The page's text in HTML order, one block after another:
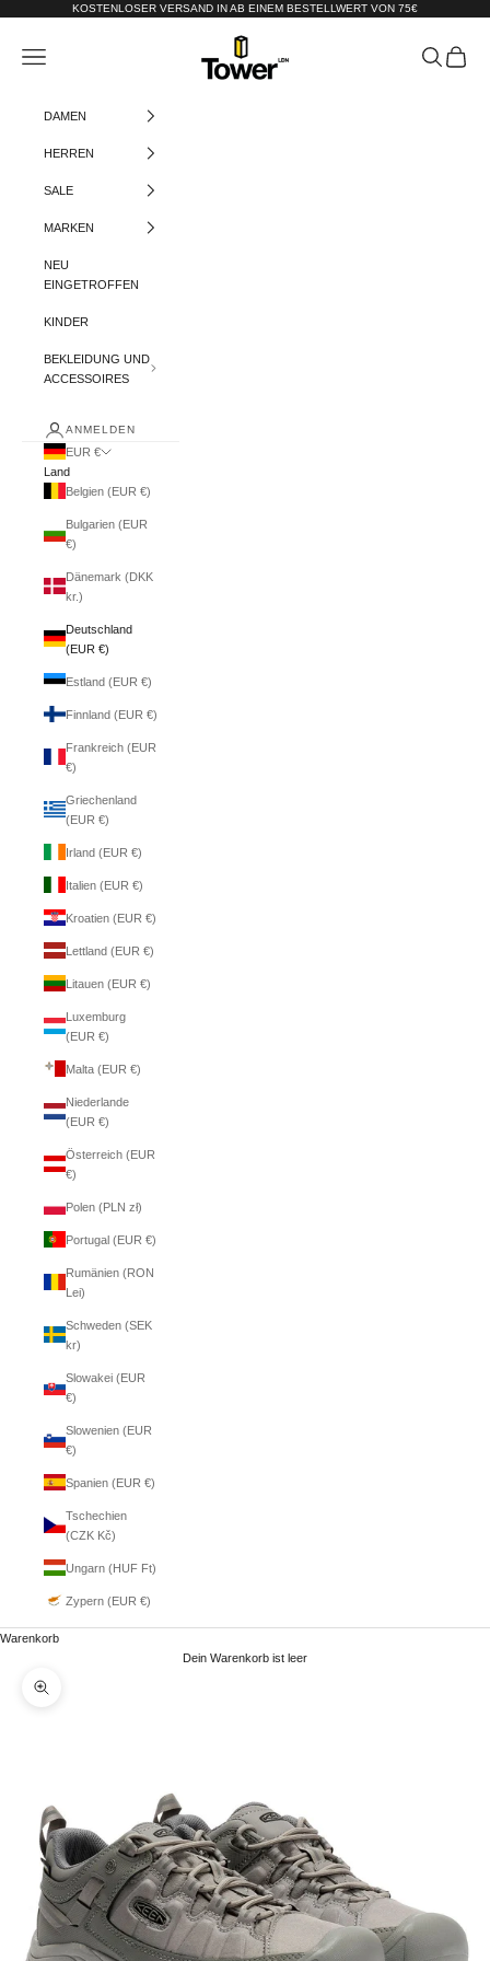
Zum Inhalt springenKOSTENLOSER VERSAND IN AB EINEM BESTELLWERT VON 75€
Tower-London.De
Menü Suchen
DAMEN
HERREN
SALE
MARKEN
NEU
EINGETROFFEN
KINDER
BEKLEIDUNG UND
ACCESSOIRES
ANMELDEN
EUR €
Land
Belgien (EUR €)
Bulgarien (EUR
€)
Dänemark (DKK
kr.)
Deutschland
(EUR €)
Estland (EUR €)
Finnland (EUR €)
Frankreich (EUR
€)
Griechenland
(EUR €)
Irland (EUR €)
Italien (EUR €)
Kroatien (EUR €)
Lettland (EUR €)
Litauen (EUR €)
Luxemburg
(EUR €)
Malta (EUR €)
Niederlande
(EUR €)
Österreich (EUR
€)
Polen (PLN zł)
Portugal (EUR €)
Rumänien (RON
Lei)
Schweden (SEK
kr)
Slowakei (EUR
€)
Slowenien (EUR
€)
Spanien (EUR €)
Tschechien
(CZK Kč)
Ungarn (HUF Ft)
Zypern (EUR €)
Warenkorb
Dein Warenkorb ist leer
Bild vergrößern